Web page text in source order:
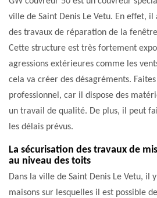
ville de Saint Denis Le Vetu. En effet,
des travaux de réparation de la
Cette structure est très fortement
agressions extérieures comme les
cela va créer des désagréments.
professionnel, car il dispose des
un travail de qualité. De plus, il peut
les délais prévus.
La sécurisation des travaux de
au niveau des toits
Dans la ville de Saint Denis Le Vetu, il
maisons sur lesquelles il est possible